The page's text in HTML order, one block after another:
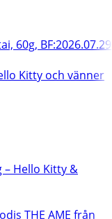
60g, BF:2026.07.29
– Hello Kitty &